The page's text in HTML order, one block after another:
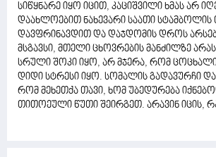
სიწყნარე იყო იცით, კაციშვილი ხმას არ
დაახლოებით ნახევარი საათი სტამბოლის
დავფრინავდით და დაჯდომის დროს
მსგავსი, მთელი ცხოვრების მანძილზე
სრული შოკი იყო, არ მჯერა, რომ
დიდი სტრესი იყო. სომალის გადავურჩი
რომ მეხეთქა თავი, ხომ უბედურება
თითოეული წუთი შეირგეთ. არავინ იცის,